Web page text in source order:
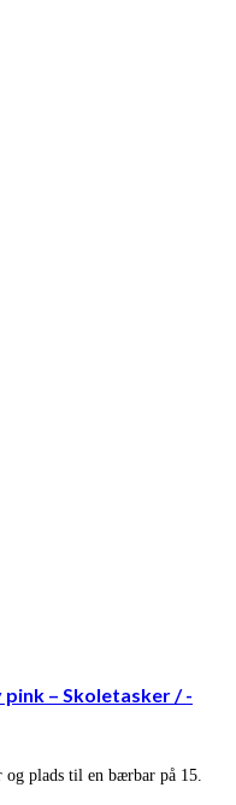
– Skoletasker / -
plads til en bærbar på 15.